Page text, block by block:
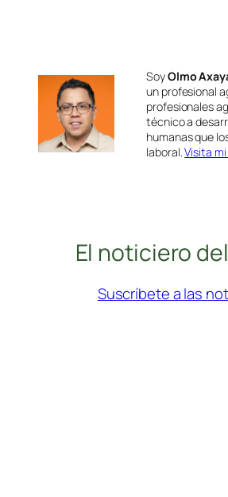
SoyOlmo
un profesional
profesionales
técnico a
humanas que
laboral.Visita
El noticiero
Suscríbete a las